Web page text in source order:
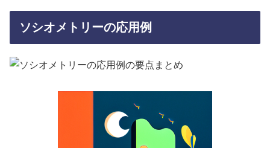
ソシオメトリーの応用例